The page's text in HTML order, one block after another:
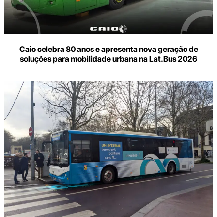
Caio celebra 80 anos e apresenta nova geração de
soluções para mobilidade urbana na Lat.Bus 2026